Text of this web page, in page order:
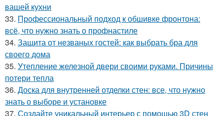
вашей кухни
33. Профессиональный подход к обшивке фронтона:
всё, что нужно знать о профнастиле
34. Защита от незваных гостей: как выбрать бра для
своего дома
35. Утепление железной двери своими руками. Причины
потери тепла
36. Доска для внутренней отделки стен: все, что нужно
знать о выборе и установке
37. Создайте уникальный интерьер с помощью 3D стен